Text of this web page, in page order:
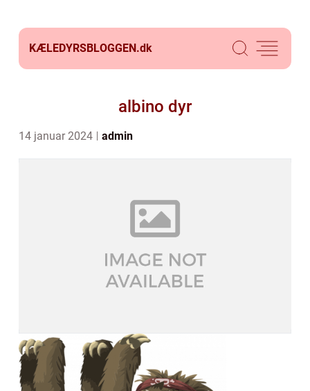
KÆLEDYRSBLOGGEN.dk
albino dyr
14 januar 2024 admin